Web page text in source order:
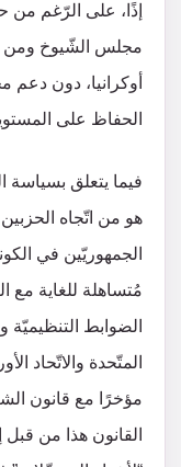
إذًا، على الرّغم
مجلس الشّيوخ ومن
أوكرانيا، دون
الحفاظ على
فيما يتعلق بسياسة
هو من اتّجاه
الجمهوريّين في
مُتساهلة للغاية مع
الضوابط
المتّحدة والاتّحاد
مؤخرًا مع قانون
القانون هذا من قبل